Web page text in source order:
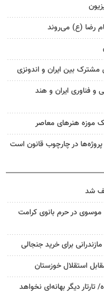
رضا (ع) می‌روند
بین ایران و اندونزی
فناوری ایران و هند
موزه هنرهای معاصر
در چارچوب قانون است
در حرم بانوی کرامت
برای خرید جنجالی
استقلال خوزستان
دیگر بهانه‌ای نخواهد